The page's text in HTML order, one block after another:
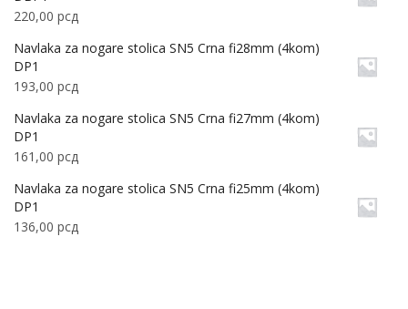
220,00 рсд
Navlaka za nogare stolica SN5 Crna fi28mm (4kom)
DP1
193,00 рсд
Navlaka za nogare stolica SN5 Crna fi27mm (4kom)
DP1
161,00 рсд
Navlaka za nogare stolica SN5 Crna fi25mm (4kom)
DP1
136,00 рсд